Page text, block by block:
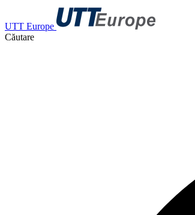
UTT Europe
Căutare